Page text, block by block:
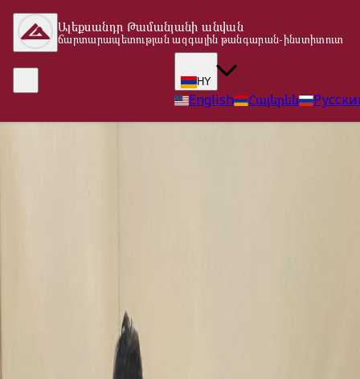
Ալեքսանդր Թամանյանի անվան
ճարտարապետության ազգային թանգարան-ինստիտուտ
HY
English Հայերեն